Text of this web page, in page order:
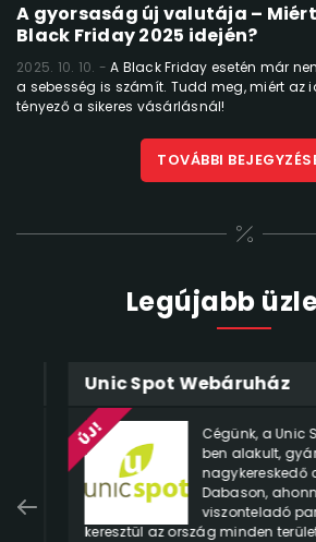
A gyorsaság új valutája –
Black Friday 2025 idején?
2025. 10. 10.
A Black Friday esetén már
a sebesség is számít. Tudd meg, miért az
tényező a sikeres vásárlásnál!
TOVÁBBI
Legújabb
Unic Spot Webáruház
Cégünk, a Unic
ben alakult,
nagykereskedő
Dabason,
viszonteladó
keresztül az ország minden